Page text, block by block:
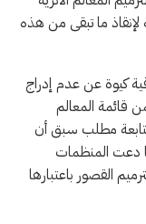
لإنقاذ ما تبقى من هذه
كيوة عن عدم إدراج
قائمة المعالم
مطلب سبق أن
دعت المنظمات
القصور باعتبارها